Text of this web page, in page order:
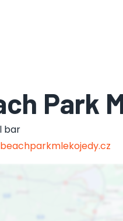
Park
bar